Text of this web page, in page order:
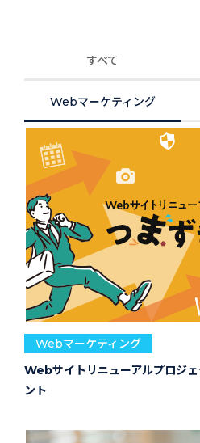
すべて
Webマーケティング
Webマーケティング
Webサイトリニューアルプロジ
ント